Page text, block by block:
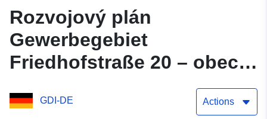
Rozvojový plán
Gewerbegebiet
Friedhofstraße 20 – obec
Hoppegarten OT Dahlwitz-
Hoppegarten (WMS)
GDI-DE Actions